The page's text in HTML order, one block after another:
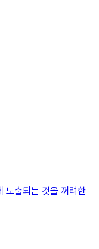
노출되는 것을 꺼려한